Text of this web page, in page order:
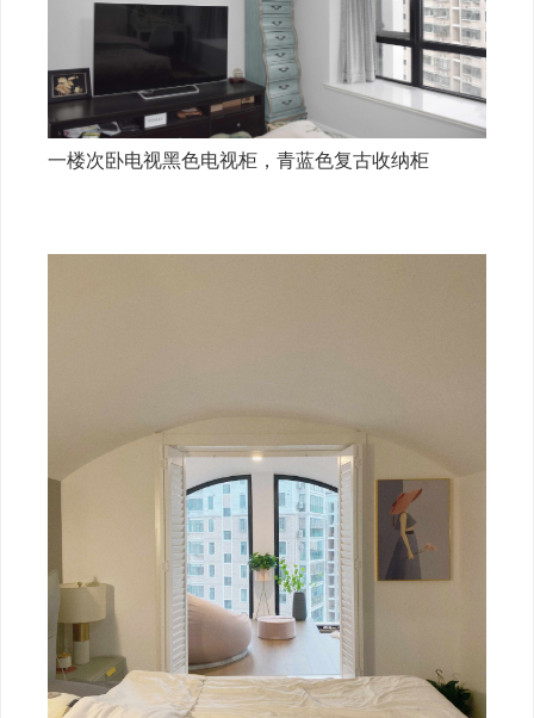
一楼次卧电视黑色电视柜，青蓝色复古收纳柜